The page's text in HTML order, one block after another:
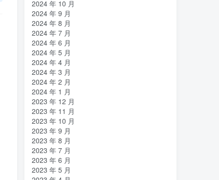
2024 年 10 月
2024 年 9 月
2024 年 8 月
2024 年 7 月
2024 年 6 月
2024 年 5 月
2024 年 4 月
2024 年 3 月
2024 年 2 月
2024 年 1 月
2023 年 12 月
2023 年 11 月
2023 年 10 月
2023 年 9 月
2023 年 8 月
2023 年 7 月
2023 年 6 月
2023 年 5 月